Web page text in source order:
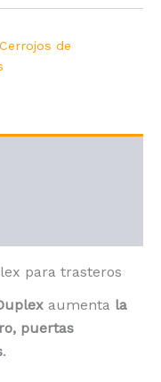
Cerrojos de
para trasteros
aumenta la
puertas
.